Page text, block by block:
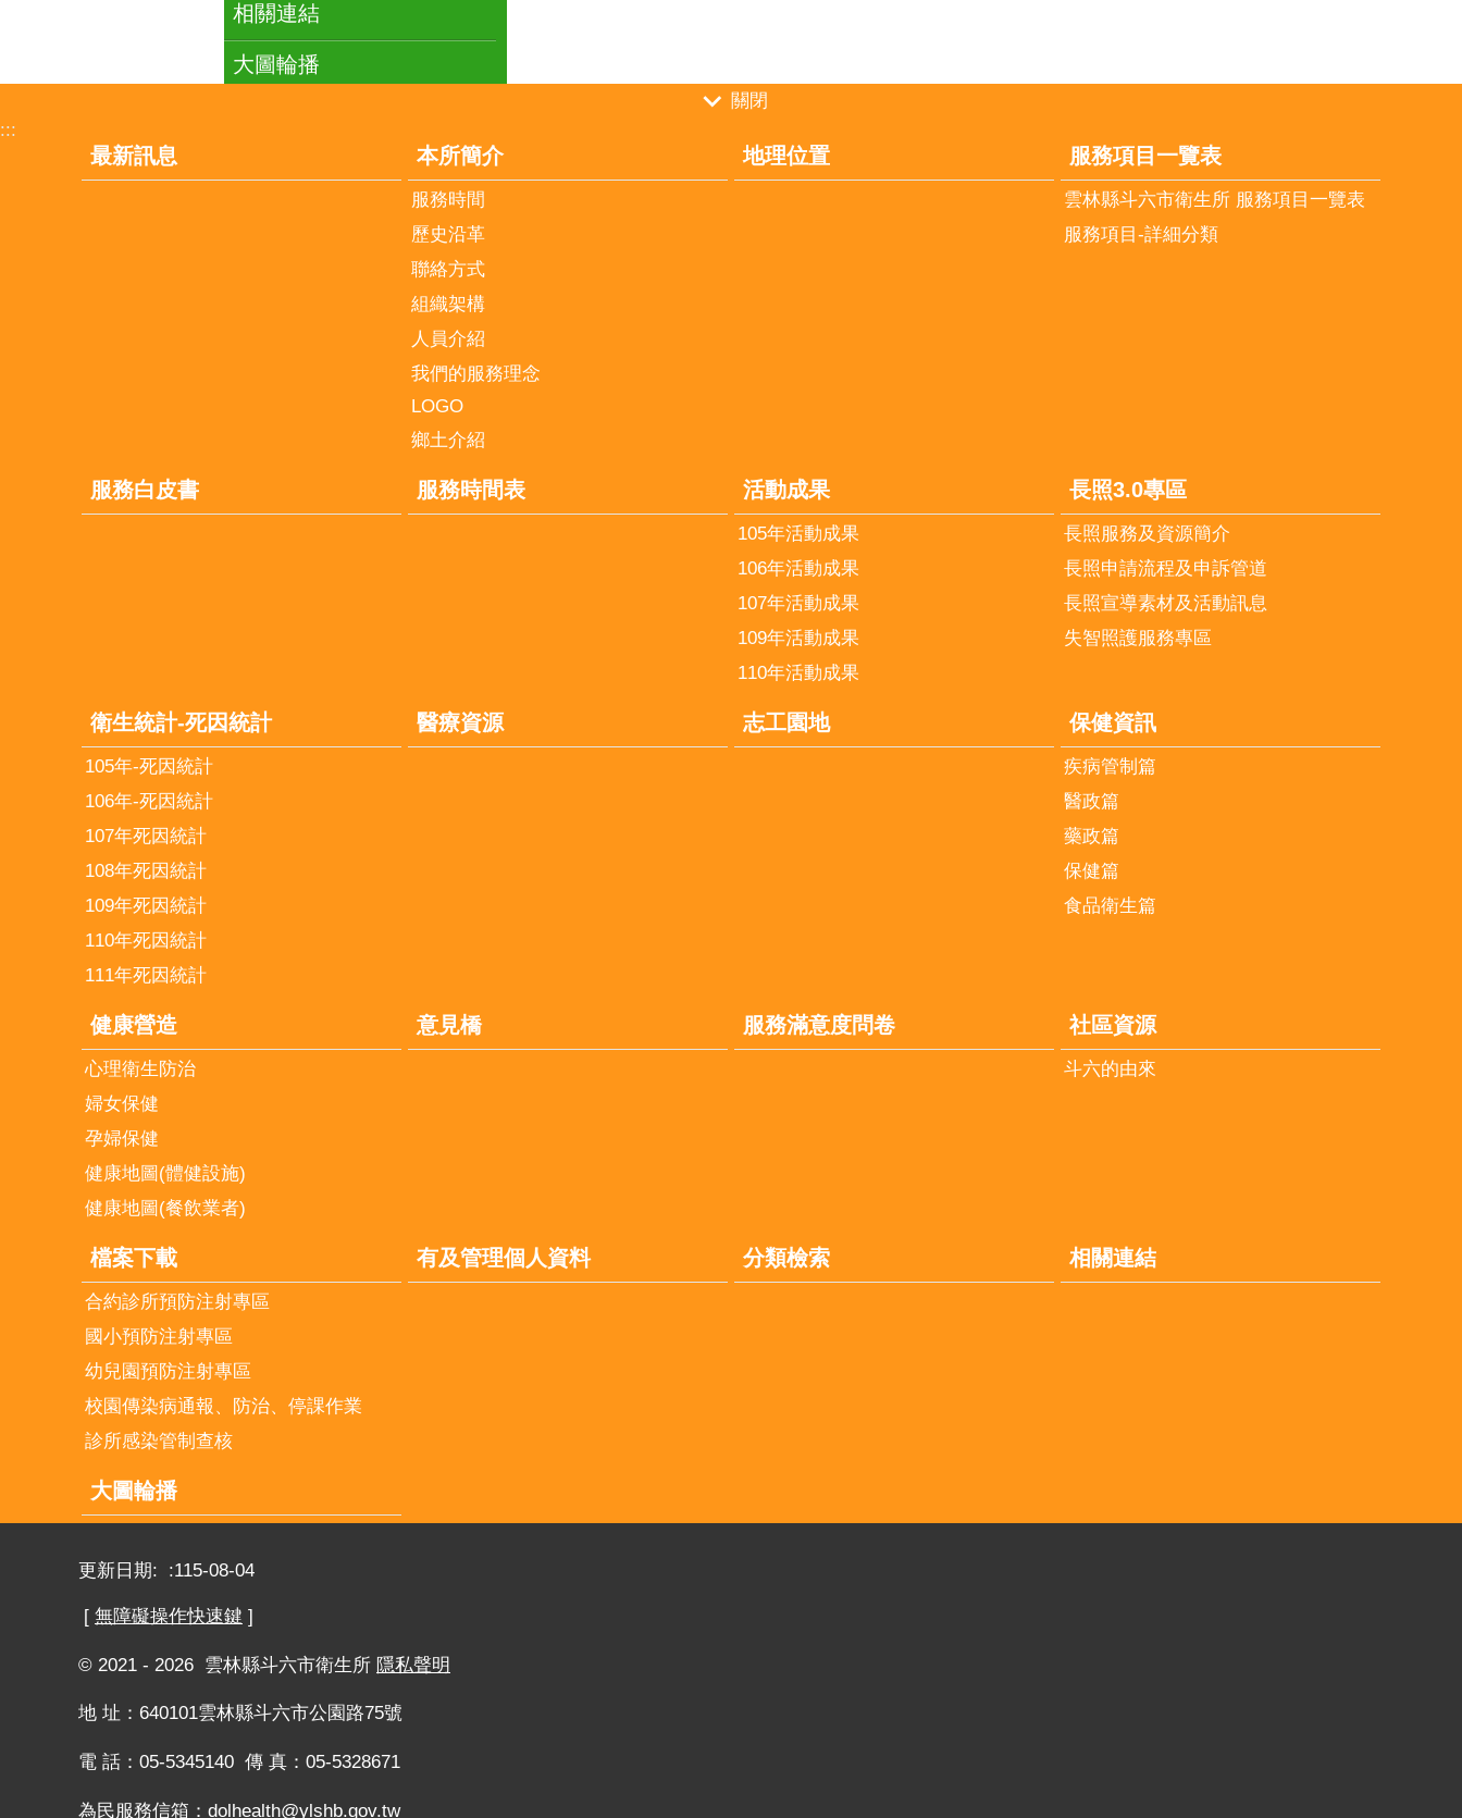
相關連結
大圖輪播
關閉
:::
最新訊息 本所簡介
服務時間
歷史沿革
聯絡方式
組織架構
人員介紹
我們的服務理念
LOGO
鄉土介紹
地理位置 服務項目一覽表
雲林縣斗六市衛生所 服務項目一覽表
服務項目-詳細分類
服務白皮書 服務時間表 活動成果
105年活動成果
106年活動成果
107年活動成果
109年活動成果
110年活動成果
長照3.0專區
長照服務及資源簡介
長照申請流程及申訴管道
長照宣導素材及活動訊息
失智照護服務專區
衛生統計-死因統計
105年-死因統計
106年-死因統計
107年死因統計
108年死因統計
109年死因統計
110年死因統計
111年死因統計
醫療資源 志工園地 保健資訊
疾病管制篇
醫政篇
藥政篇
保健篇
食品衛生篇
健康營造
心理衛生防治
婦女保健
孕婦保健
健康地圖(體健設施)
健康地圖(餐飲業者)
意見橋 服務滿意度問卷 社區資源
斗六的由來
檔案下載
合約診所預防注射專區
國小預防注射專區
幼兒園預防注射專區
校園傳染病通報、防治、停課作業
診所感染管制查核
有及管理個人資料 分類檢索 相關連結
大圖輪播
更新日期: 115-08-04
[ 無障礙操作快速鍵 ]
© 2021 - 2026 雲林縣斗六市衛生所 隱私聲明
地 址：640101雲林縣斗六市公園路75號
電 話：05-5345140 傳 真：05-5328671
為民服務信箱： dolhealth@ylshb.gov.tw